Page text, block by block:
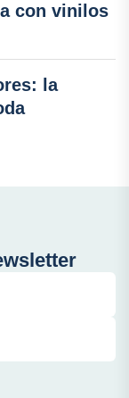
con vinilos
la